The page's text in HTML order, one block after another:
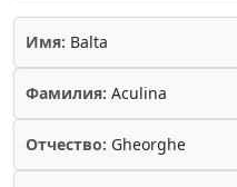
Имя: Balta
Фамилия: Aculina
Отчество: Gheorghe